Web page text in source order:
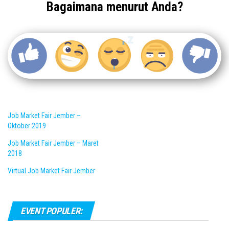
Bagaimana menurut Anda?
Job Market Fair Jember –
Oktober 2019
Job Market Fair Jember – Maret
2018
Virtual Job Market Fair Jember
EVENT POPULER: